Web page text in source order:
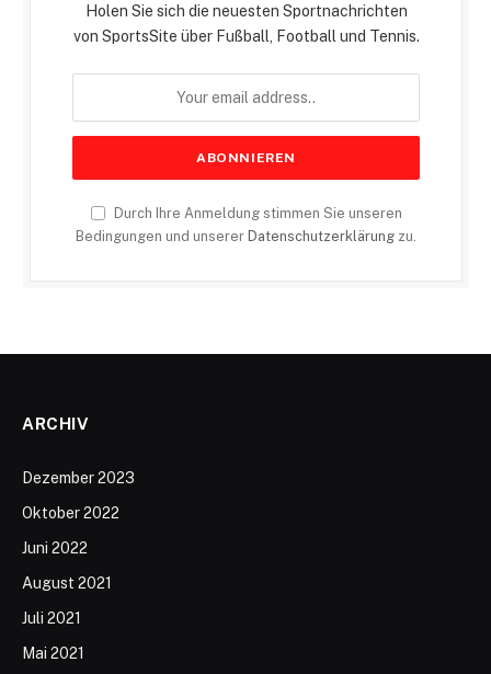
Holen Sie sich die neuesten Sportnachrichten
von SportsSite über Fußball, Football und Tennis.
Durch Ihre Anmeldung stimmen Sie unseren
Bedingungen und unserer Datenschutzerklärung zu.
ARCHIV
Dezember 2023
Oktober 2022
Juni 2022
August 2021
Juli 2021
Mai 2021